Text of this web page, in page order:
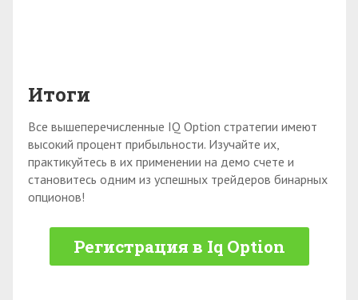
Итоги
Все вышеперечисленные IQ Option стратегии имеют
высокий процент прибыльности. Изучайте их,
практикуйтесь в их применении на демо счете и
становитесь одним из успешных трейдеров бинарных
опционов!
Регистрация в Iq Option